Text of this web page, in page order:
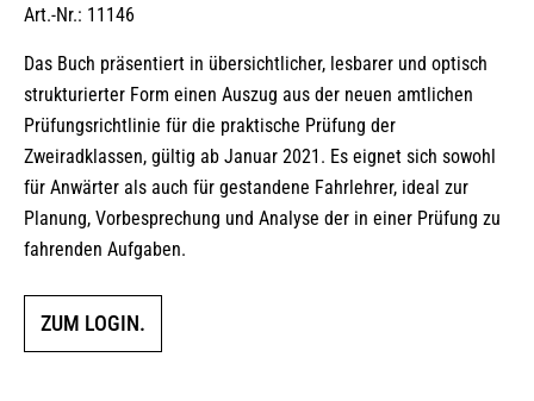
Bewertet mit
Art.-Nr.: 11146
Das Buch präsentiert in übersichtlicher, lesbarer und optisch
strukturierter Form einen Auszug aus der neuen amtlichen
Prüfungsrichtlinie für die praktische Prüfung der
Zweiradklassen, gültig ab Januar 2021. Es eignet sich sowohl
für Anwärter als auch für gestandene Fahrlehrer, ideal zur
Planung, Vorbesprechung und Analyse der in einer Prüfung zu
fahrenden Aufgaben.
ZUM LOGIN.